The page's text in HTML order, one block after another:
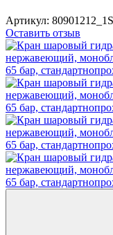
Артикул: 80901212_1S
Оставить отзыв